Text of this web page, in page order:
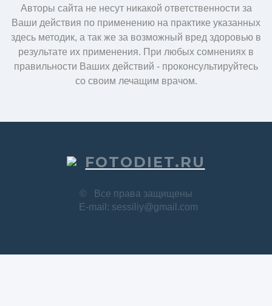
Авторы сайта не несут никакой ответственности за
Ваши действия по применению на практике указанных
здесь методик, а так же за возможный вред здоровью в
результате их применения. При любых сомнениях в
правильности Ваших действий - проконсультируйтесь
со своим лечащим врачом.
FOTODIET.RU
©
Все права защищены
E-mail: sessiliy@gmail.com